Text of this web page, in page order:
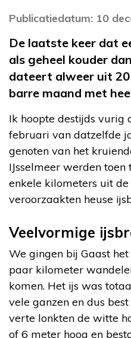
Publicatiedatum: 10
De laatste keer dat
als geheel kouder
dateert alweer uit
barre maand met
Ik hoopte destijds vurig
februari van datzelfde
genoten van het
IJsselmeer werden
enkele kilometers uit
veroorzaakten heuse
Veelvormige
We gingen bij Gaast
paar kilometer
komen. Het ijs was
vele ganzen en dus
verte lonkten de witte
of 6 meter hoog en